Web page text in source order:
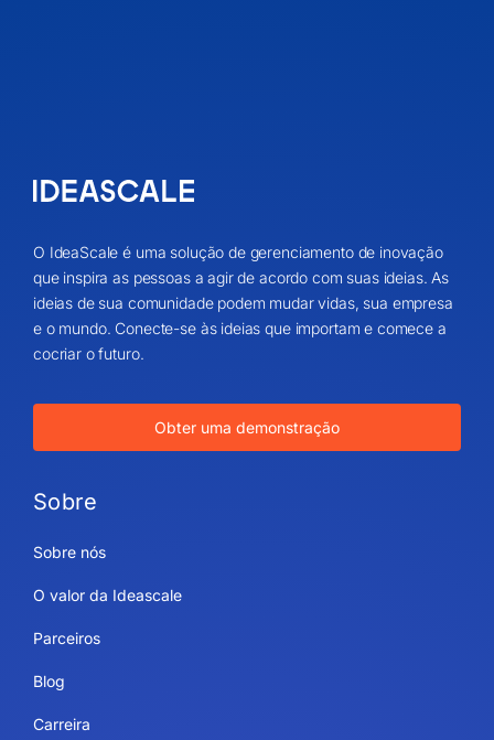
O IdeaScale é uma solução de gerenciamento de inovação
que inspira as pessoas a agir de acordo com suas ideias. As
ideias de sua comunidade podem mudar vidas, sua empresa
e o mundo. Conecte-se às ideias que importam e comece a
cocriar o futuro.
Obter uma demonstração
Sobre
Sobre nós
O valor da Ideascale
Parceiros
Blog
Carreira